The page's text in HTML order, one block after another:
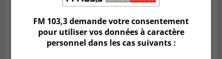
Des jeunes ciblent la Montérégie pour
le Défi écrou de roue
FM 103,3 demande votre consentement
pour utiliser vos données à caractère
personnel dans les cas suivants :